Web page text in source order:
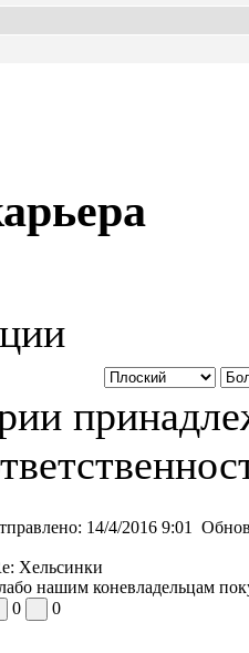
14/4/2016 9:01
Хельсинки
нашим коневладельцам
0
0